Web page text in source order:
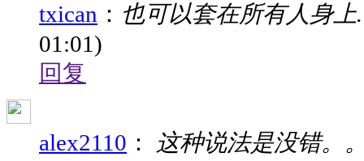
txican ： 也可以套在所有人身
01:01)
回复
alex2110 ：
这种说法是没错。